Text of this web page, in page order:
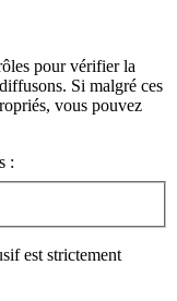
pour vérifier la
Si malgré ces
vous pouvez
:
est strictement